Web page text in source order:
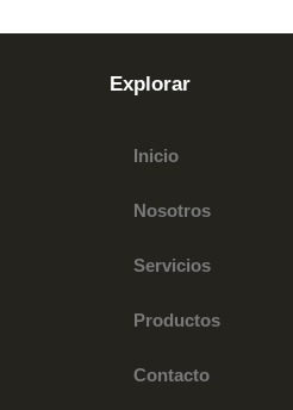
Explorar
Inicio
Nosotros
Servicios
Productos
Contacto